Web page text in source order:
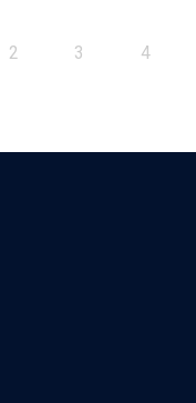
2 3 4